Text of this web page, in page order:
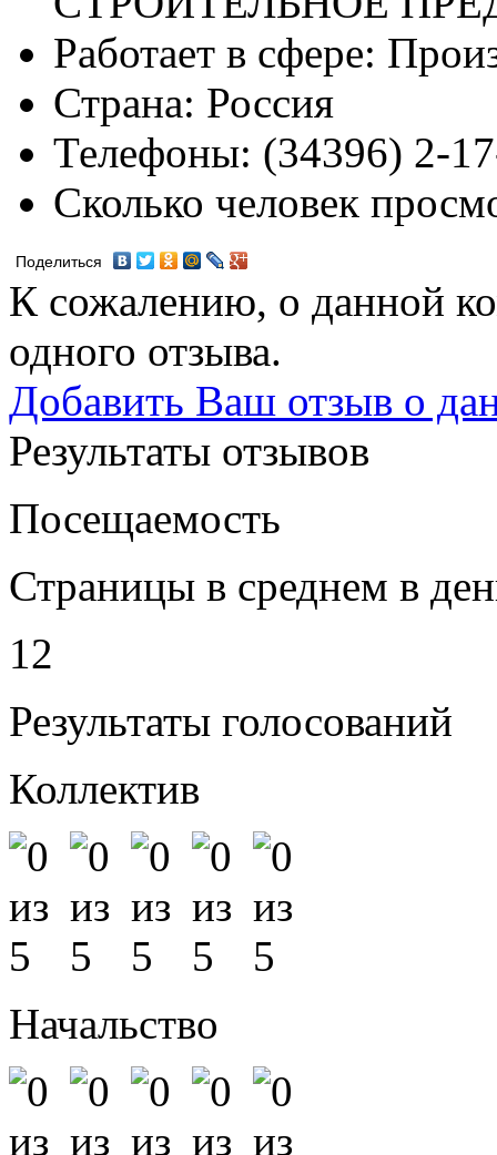
Работает в сфере:
Страна: Россия
Телефоны: (34396) 2-
Сколько человек
Поделиться
К сожалению, о данной
одного отзыва.
Добавить Ваш отзыв о
Результаты отзывов
Посещаемость
Страницы в среднем в
12
Результаты голосований
Коллектив
Начальство